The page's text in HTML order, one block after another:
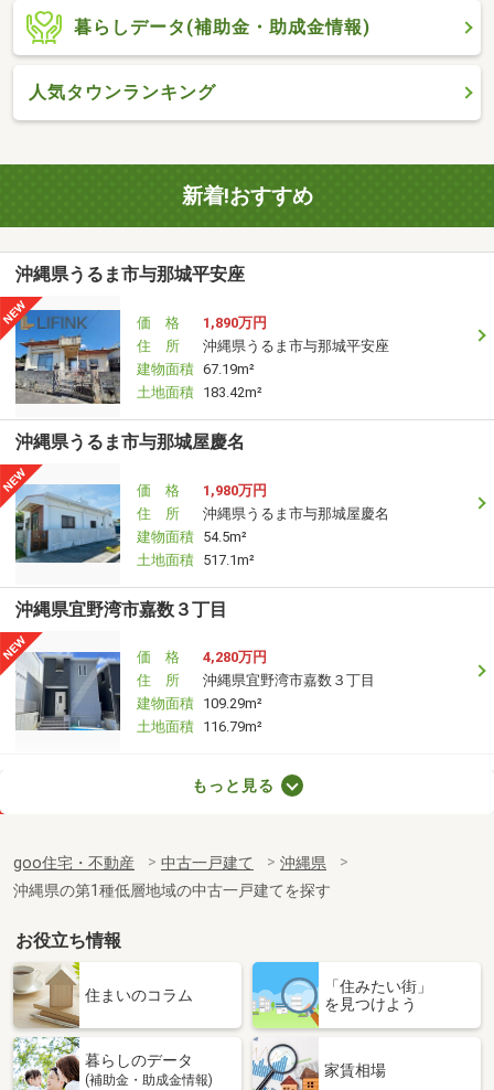
暮らしデータ(補助金・助成金情報)
人気タウンランキング
新着!おすすめ
沖縄県うるま市与那城平安座
価 格
1,890万円
住 所
沖縄県うるま市与那城平安座
建物面積 67.19m²
土地面積 183.42m²
沖縄県うるま市与那城屋慶名
価 格
1,980万円
住 所
沖縄県うるま市与那城屋慶名
建物面積 54.5m²
土地面積 517.1m²
沖縄県宜野湾市嘉数３丁目
価 格
4,280万円
住 所
沖縄県宜野湾市嘉数３丁目
建物面積 109.29m²
土地面積 116.79m²
沖縄県那覇市三原３丁目
建物面積 108.56m²
土地面積 141.79m²
沖縄県宜野湾市嘉数２丁目
価 格
4,390万円
沖縄県宜野湾市嘉数２丁目
建物面積 87.56m²
土地面積
103.11m²
もっと見る
goo住宅・不動産 中古一戸建て
沖縄県
沖縄県の第1種低層地域の中古一戸建てを探す
お役立ち情報
住まいのコラム
「住みたい街」
を見つけよう
暮らしのデータ
(補助金・助成金情報)
家賃相場